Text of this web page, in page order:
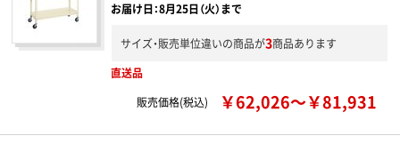
お届け日：8月25日（火）まで
サイズ・販売単位違いの商品が3商品あります
直送品
販売価格(税込)
￥62,026～￥81,931